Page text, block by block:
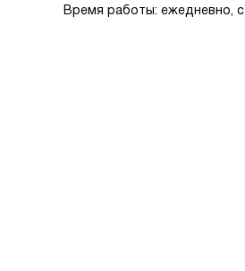
Время работы: ежедневно, с